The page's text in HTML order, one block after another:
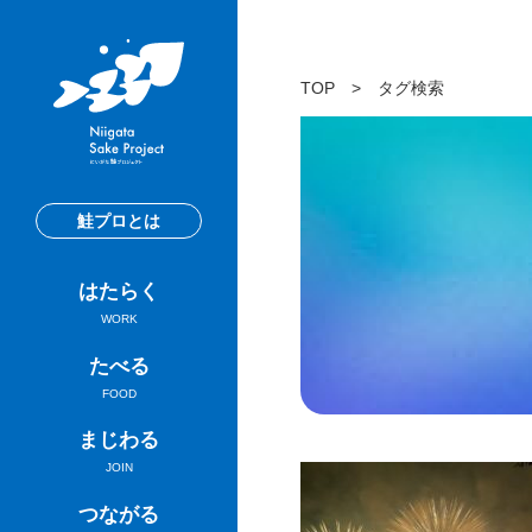
鮭プロとは
はたらく
WORK
たべる
FOOD
まじわる
JOIN
つながる
TOP> タグ検索